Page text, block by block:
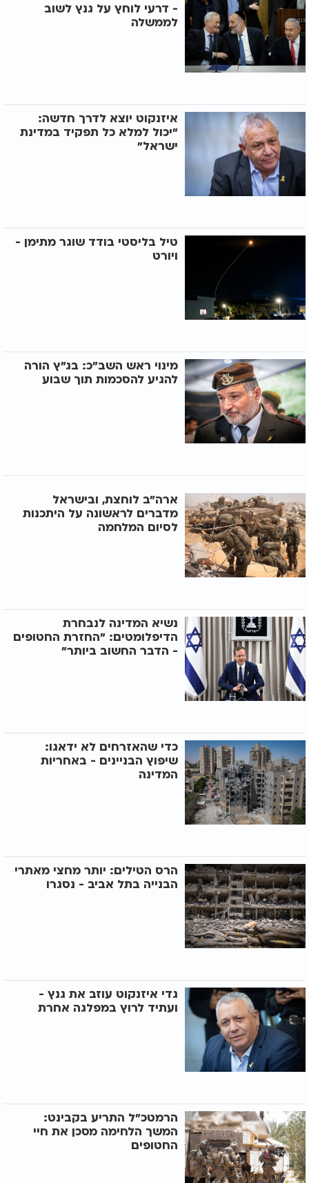
- דרעי לוחץ על גנץ לשוב
לממשלה
איזנקוט יוצא לדרך חדשה:
"יכול למלא כל תפקיד במדינת
ישראל"
טיל בליסטי בודד שוגר מתימן -
ויורט
מינוי ראש השב"כ: בג"ץ הורה
להגיע להסכמות תוך שבוע
ארה"ב לוחצת, ובישראל
מדברים לראשונה על היתכנות
לסיום המלחמה
נשיא המדינה לנבחרת
הדיפלומטים: "החזרת החטופים
- הדבר החשוב ביותר"
כדי שהאזרחים לא ידאגו:
שיפוץ הבניינים - באחריות
המדינה
הרס הטילים: יותר מחצי מאתרי
הבנייה בתל אביב - נסגרו
גדי איזנקוט עוזב את גנץ -
ועתיד לרוץ במפלגה אחרת
הרמטכ"ל התריע בקבינט:
המשך הלחימה מסכן את חיי
החטופים